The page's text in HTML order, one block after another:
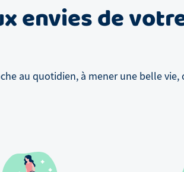
envies de
au quotidien, à mener une belle